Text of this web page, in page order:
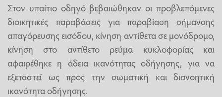
Στον υπαίτιο οδηγό βεβαιώθηκαν οι προβλεπόμενες
διοικητικές παραβάσεις για παραβίαση σήμανσης
απαγόρευσης εισόδου, κίνηση αντίθετα σε μονόδρομο,
κίνηση στο αντίθετο ρεύμα κυκλοφορίας και
αφαιρέθηκε η άδεια ικανότητας οδήγησης, για να
εξεταστεί ως προς την σωματική και διανοητική
ικανότητα οδήγησης.